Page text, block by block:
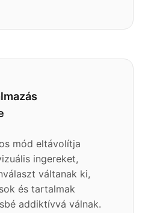
mód eltávolítja
ingereket,
váltanak ki,
és tartalmak
addiktívvá válnak.